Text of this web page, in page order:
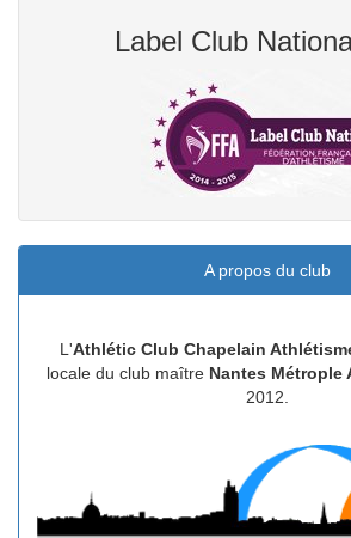
Label Club
A propos du club
L'Athlétic Club Chapelain
locale du club maître Nantes Métrople
2012.